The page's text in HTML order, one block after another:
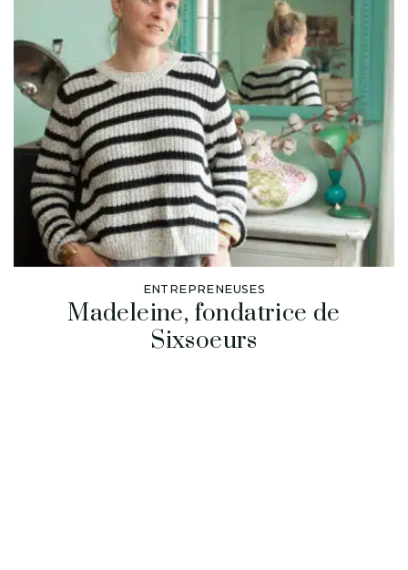
ENTREPRENEUSES
Madeleine, fondatrice de
Sixsoeurs